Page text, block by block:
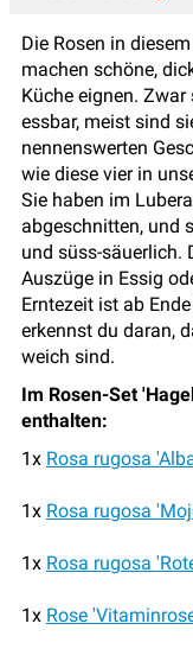
Die Rosen in
machen schöne,
Küche eignen.
essbar, meist sind
nennenswerten
wie diese vier in
Sie haben im
abgeschnitten, und
und süss-säuerlich.
Auszüge in Essig
Erntezeit ist ab
erkennst du daran,
weich sind.
Im Rosen-Set
enthalten:
1x Rosa rugosa
1x Rosa rugosa
1x Rosa rugosa
1x Rose